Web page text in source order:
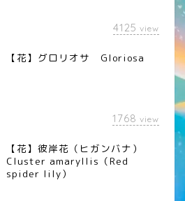
4125 view
【花】グロリオサ Gloriosa
1768 view
【花】彼岸花（ヒガンバナ）
Cluster amaryllis（Red
spider lily）